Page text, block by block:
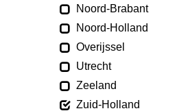
Noord-Brabant
Noord-Holland
Overijssel
Utrecht
Zeeland
Zuid-Holland